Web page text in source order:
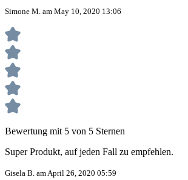
Simone M. am May 10, 2020 13:06
Bewertung mit 5 von 5 Sternen
Super Produkt, auf jeden Fall zu empfehlen.
Gisela B. am April 26, 2020 05:59